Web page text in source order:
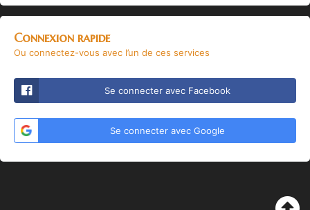
Connexion rapide
Ou connectez-vous avec l’un de ces services
Se connecter avec Facebook
Se connecter avec Google